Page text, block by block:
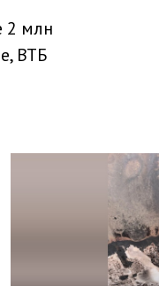
2 млн
ВТБ